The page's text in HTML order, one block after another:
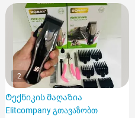
2
Ტექნიკის მაღაზია
Elitcompany გთავაზობთ